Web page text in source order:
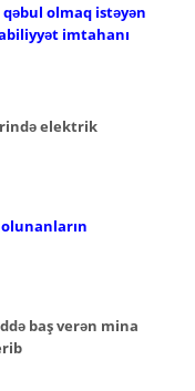
olmaq istəyən
imtahanı
elektrik
baş verən mina